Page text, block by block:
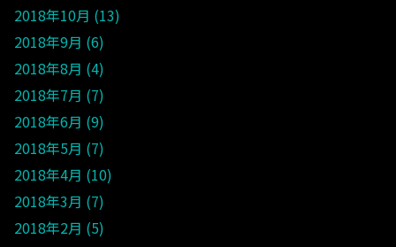
2018年10月 13
2018年9月 6
2018年8月 4
2018年7月 7
2018年6月 9
2018年5月 7
2018年4月 10
2018年3月 7
2018年2月 5